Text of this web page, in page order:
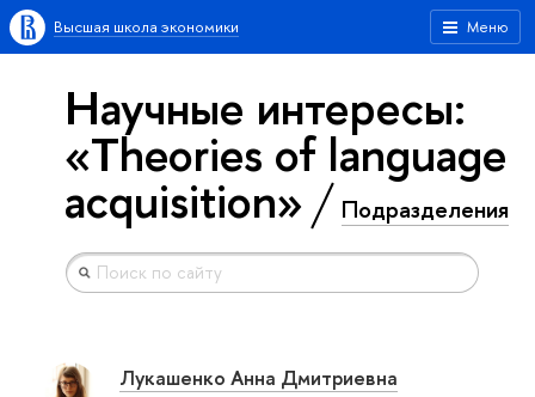
Меню
Высшая школа экономики
Научные интересы:
«Theories of language
acquisition» Подразделения
Лукашенко Анна Дмитриевна